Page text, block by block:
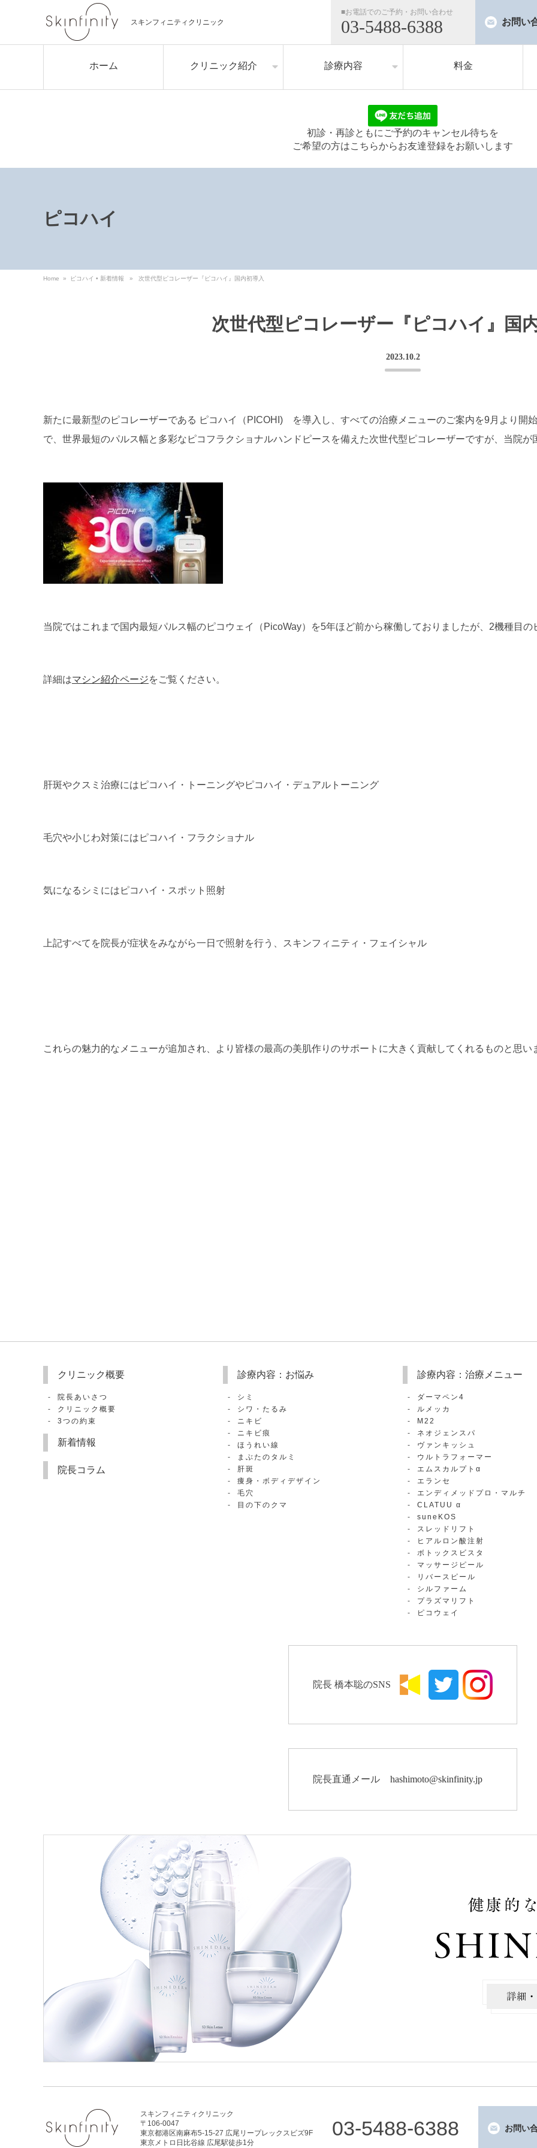
スキンフィニティクリニック
■お電話でのご予約・お問い合わせ
03-5488-6388 お問い
ホーム クリニック紹介 診療内容 料金
初診・再診ともにご予約のキャンセル待ちを
ご希望の方はこちらからお友達登録をお願いします
ピコハイ
Home » ピコハイ • 新着情報 » 次世代型ピコレーザー『ピコハイ』国内初導入
次世代型ピコレーザー『ピコハイ』国
2023.10.2
新たに最新型のピコレーザーである ピコハイ（PICOHI) を導入し、すべての治療メニューのご案内を9月より開
で、世界最短のパルス幅と多彩なピコフラクショナルハンドピースを備えた次世代型ピコレーザーですが、当院
当院ではこれまで国内最短パルス幅のピコウェイ（PicoWay）を5年ほど前から稼働しておりましたが、2機種目
詳細はマシン紹介ページをご覧ください。
肝斑やクスミ治療にはピコハイ・トーニングやピコハイ・デュアルトーニング
毛穴や小じわ対策にはピコハイ・フラクショナル
気になるシミにはピコハイ・スポット照射
上記すべてを院長が症状をみながら一日で照射を行う、スキンフィニティ・フェイシャル
これらの魅力的なメニューが追加され、より皆様の最高の美肌作りのサポートに大きく貢献してくれるものと思い
クリニック概要
院長あいさつ
クリニック概要
3つの約束
新着情報
院長コラム
診療内容：お悩み
シミ
シワ・たるみ
ニキビ
ニキビ痕
ほうれい線
まぶたのタルミ
肝斑
痩身・ボディデザイン
毛穴
目の下のクマ
診療内容：治療メニュー
ダーマペン4
ルメッカ
M22
ネオジェンスパ
ヴァンキッシュ
ウルトラフォーマー
エムスカルプトα
エランセ
エンディメッドプロ・マルチ
CLATUU α
suneKOS
スレッドリフト
ヒアルロン酸注射
ボトックスビスタ
マッサージピール
リバースピール
シルファーム
プラズマリフト
ピコウェイ
院長 橋本聡のSNS
院長直通メール hashimoto@skinfinity.jp
スキンフィニティクリニック
〒106-0047
東京都港区南麻布5-15-27 広尾リープレックスビズ9F
東京メトロ日比谷線 広尾駅徒歩1分
03-5488-6388 お問い